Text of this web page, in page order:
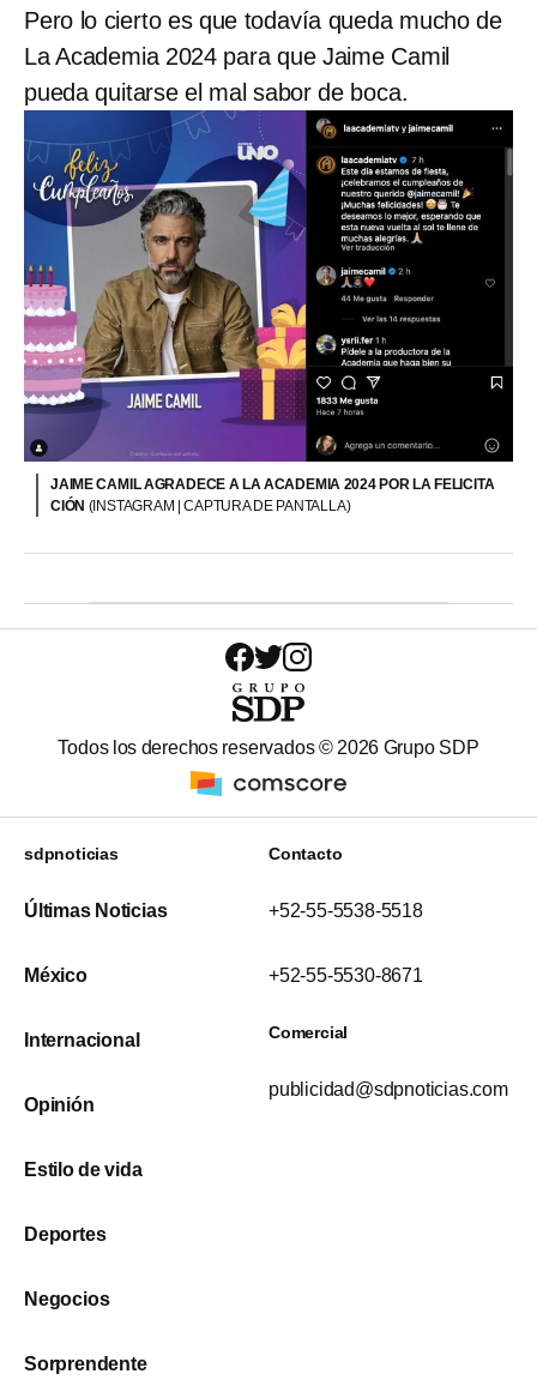
Pero lo cierto es que todavía queda mucho de
La Academia 2024 para que Jaime Camil
pueda quitarse el mal sabor de boca.
JAIME CAMIL AGRADECE A LA ACADEMIA 2024 POR LA FELICITA
CIÓN (INSTAGRAM | CAPTURA DE PANTALLA)
Todos los derechos reservados © 2026 Grupo SDP
sdpnoticias
Últimas Noticias
México
Internacional
Opinión
Estilo de vida
Deportes
Negocios
Sorprendente
Contacto
+52-55-5538-5518
+52-55-5530-8671
Comercial
publicidad@sdpnoticias.com